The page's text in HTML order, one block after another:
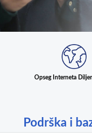
Opseg Interneta
Podrška i